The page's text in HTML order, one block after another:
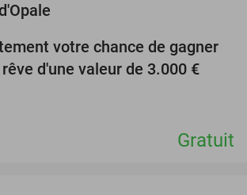
votre chance de gagner
d'une valeur de 3.000 €
Gratuit